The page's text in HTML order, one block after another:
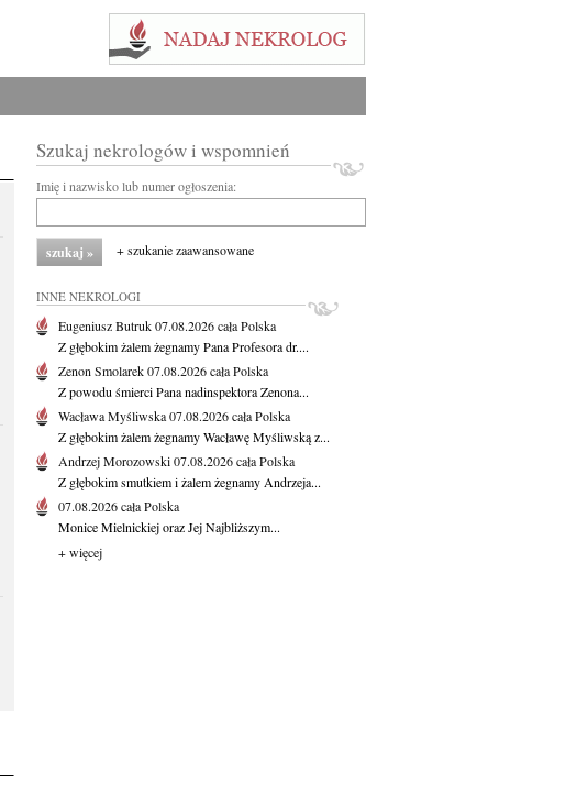
Szukaj nekrologów i wspomnień
Imię i nazwisko lub numer ogłoszenia:
+ szukanie zaawansowane
INNE NEKROLOGI
Eugeniusz Butruk07.08.2026cała Polska
Z głębokim żalem żegnamy Pana Profesora dr....
Zenon Smolarek07.08.2026cała Polska
Z powodu śmierci Pana nadinspektora Zenona...
Wacława Myśliwska07.08.2026cała Polska
Z głębokim żalem żegnamy Wacławę Myśliwską z...
Andrzej Morozowski07.08.2026cała Polska
Z głębokim smutkiem i żalem żegnamy Andrzeja...
07.08.2026cała Polska
Monice Mielnickiej oraz Jej Najbliższym...
+ więcej